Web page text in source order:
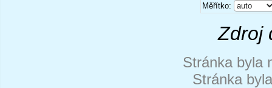
Měřítko:
Zdroj
Stránka byla
Stránka